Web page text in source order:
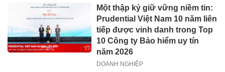
Một thập kỷ giữ vững niềm tin:
Prudential Việt Nam 10 năm liên
tiếp được vinh danh trong Top
10 Công ty Bảo hiểm uy tín
năm 2026
DOANH NGHIỆP